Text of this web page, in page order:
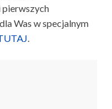
pierwszych
Was w specjalnym
.